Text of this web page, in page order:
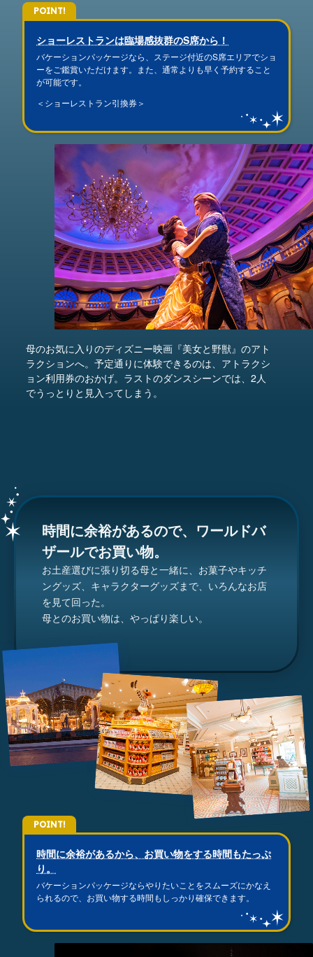
POINT!
ショーレストランは臨場感抜群のS席から！
バケーションパッケージなら、ステージ付近のS席エリアでショ
ーをご鑑賞いただけます。また、通常よりも早く予約すること
が可能です。
＜ショーレストラン引換券＞
母のお気に入りのディズニー映画『美女と野獣』のアト
ラクションへ。予定通りに体験できるのは、アトラクシ
ョン利用券のおかげ。ラストのダンスシーンでは、2人
でうっとりと見入ってしまう。
時間に余裕があるので、ワールドバ
ザールでお買い物。
お土産選びに張り切る母と一緒に、お菓子やキッチ
ングッズ、キャラクターグッズまで、いろんなお店
を見て回った。
母とのお買い物は、やっぱり楽しい。
POINT!
時間に余裕があるから、お買い物をする時間もたっぷ
り。
バケーションパッケージならやりたいことをスムーズにかなえ
られるので、お買い物する時間もしっかり確保できます。